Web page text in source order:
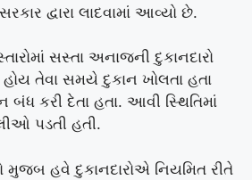
દ્વારા લાદવામાં આવ્યો છે.
સસ્તા અનાજની દુકાનદારો
તેવા સમયે દુકાન ખોલતા હતા
કરી દેતા હતા. આવી સ્થિતિમાં
પડતી હતી.
મુજબ હવે દુકાનદારોએ નિયમિત રીતે